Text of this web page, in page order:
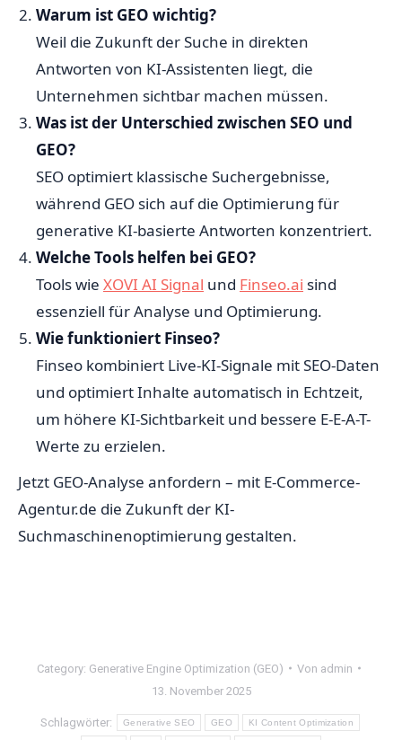
Warum ist GEO wichtig?
Weil die Zukunft der Suche in direkten
Antworten von KI-Assistenten liegt, die
Unternehmen sichtbar machen müssen.
Was ist der Unterschied zwischen SEO und
GEO?
SEO optimiert klassische Suchergebnisse,
während GEO sich auf die Optimierung für
generative KI-basierte Antworten konzentriert.
Welche Tools helfen bei GEO?
Tools wie XOVI AI Signal und Finseo.ai sind
essenziell für Analyse und Optimierung.
Wie funktioniert Finseo?
Finseo kombiniert Live-KI-Signale mit SEO-Daten
und optimiert Inhalte automatisch in Echtzeit,
um höhere KI-Sichtbarkeit und bessere E-E-A-T-
Werte zu erzielen.
Jetzt GEO-Analyse anfordern – mit E-Commerce-
Agentur.de die Zukunft der KI-
Suchmaschinenoptimierung gestalten.
Category: Generative Engine Optimization (GEO) Von admin
13. November 2025
Schlagwörter: Generative SEO GEO KI Content Optimization